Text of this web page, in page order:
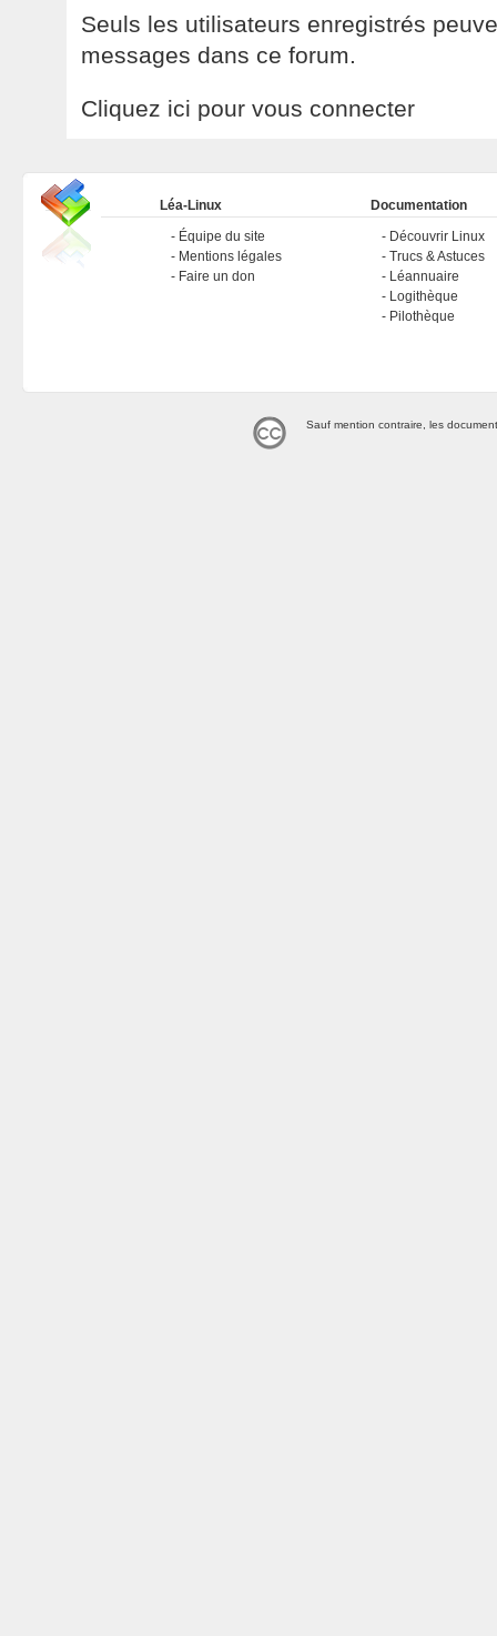
Seuls les utilisateurs enregistrés
messages dans ce forum.
Cliquez ici pour vous connecter
Léa-Linux
Équipe du site
Mentions légales
Faire un don
Documentation
Découvrir Linux
Trucs & Astuces
Léannuaire
Logithèque
Pilothèque
Sauf mention contraire, les